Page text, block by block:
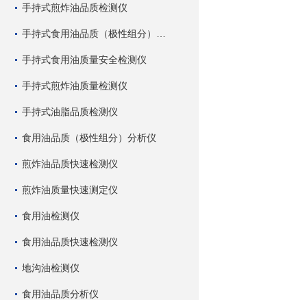
手持式煎炸油品质检测仪
手持式食用油质量安全检测仪
手持式煎炸油质量检测仪
手持式油脂品质检测仪
食用油品质（极性组分）分析仪
煎炸油品质快速检测仪
煎炸油质量快速测定仪
食用油检测仪
食用油品质快速检测仪
地沟油检测仪
食用油品质分析仪